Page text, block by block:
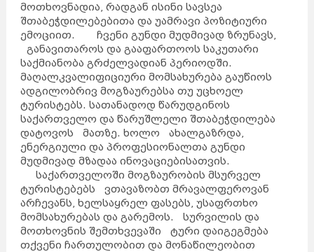
მოთხოვნადია, რადგან ისინი სავსეა
შთაბეჭდილებებითა და უამრავი პოზიტიური
ემოციით. ჩვენი გუნდი მუდმივად ზრუნავს,
განავითაროს და გააფართოოს საკუთარი
საქმიანობა გრძელვადიან პერიოდში.
მაღალკვალიფიციური მომსახურება გაუწიოს
ადგილობრივ მოგზაურებსა თუ უცხოელ
ტურისტებს. სათანადოდ წარუდგინოს
საქართველო და წარუშლელი შთაბეჭდილება
დატოვოს მათზე. ხოლო ახალგაზრდა,
ენერგიული და პროფესიონალთა გუნდი
მუდმივად მზადაა ინოვაციებისათვის.
საქართველოში მოგზაურობის მსურველ
ტურისტებებს ვთავაზობთ მრავალფეროვან
არჩევანს, ხელსაყრელ ფასებს, უსაფრთხო
მომსახურებას და გარემოს. სურვილის და
მოთხოვნის შემთხვევაში ტური დაიგეგმება
თქვენი ჩართულობით და მონაწილეობით